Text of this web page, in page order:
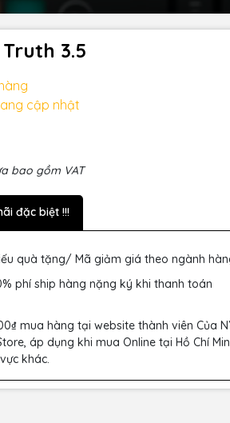
3.5
cập nhật
bao gồm VAT
đặc biệt !!!
quà tặng/ Mã giảm giá theo ngành
phí ship hàng nặng ký khi thanh toán
mua hàng tại website thành viên Của
áp dụng khi mua Online tại Hồ Chí
khác.